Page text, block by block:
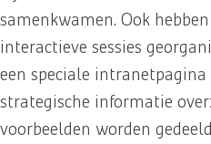
samenkwamen. Ook
interactieve sessies
een speciale
strategische informatie
voorbeelden worden